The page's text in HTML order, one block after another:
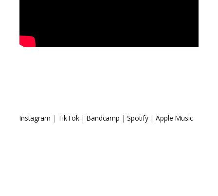
Instagram | TikTok | Bandcamp | Spotify | Apple Music